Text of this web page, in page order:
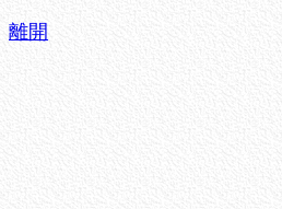
離開